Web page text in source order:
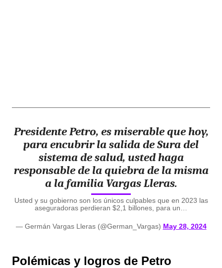
Presidente Petro, es miserable que hoy,
para encubrir la salida de Sura del
sistema de salud, usted haga
responsable de la quiebra de la misma
a la familia Vargas Lleras.
Usted y su gobierno son los únicos culpables que en 2023 las
aseguradoras perdieran $2,1 billones, para un…
— Germán Vargas Lleras (@German_Vargas) May 28, 2024
Polémicas y logros de Petro